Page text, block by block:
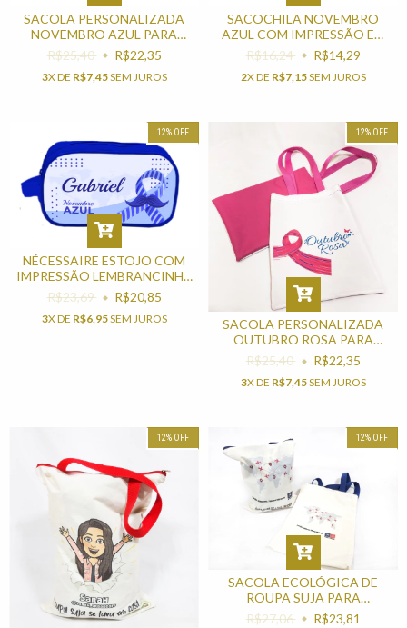
SACOLA PERSONALIZADA
NOVEMBRO AZUL PARA
BRINDES
R$25,40 R$22,35
3X DE R$7,45SEM JUROS
SACOCHILA NOVEMBRO
AZUL COM IMPRESSÃO EM
UMA COR
R$16,24 R$14,29
2X DE R$7,15SEM JUROS
12% OFF
NÉCESSAIRE ESTOJO COM
IMPRESSÃO LEMBRANCINHA
PARA NOVEMBRO AZUL
R$23,69 R$20,85
3X DE R$6,95SEM JUROS
12% OFF
SACOLA PERSONALIZADA
OUTUBRO ROSA PARA
BRINDES
R$25,40 R$22,35
3X DE R$7,45SEM JUROS
12% OFF 12% OFF
SACOLA ECOLÓGICA DE
ROUPA SUJA PARA
LEMBRANCINHAS E BRINDES
R$27,06 R$23,81